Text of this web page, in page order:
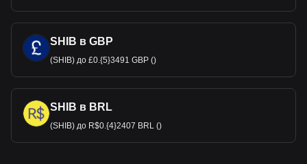
SHIB в GBP
(SHIB) до £0.{5}3491 GBP ()
SHIB в BRL
(SHIB) до R$0.{4}2407 BRL ()